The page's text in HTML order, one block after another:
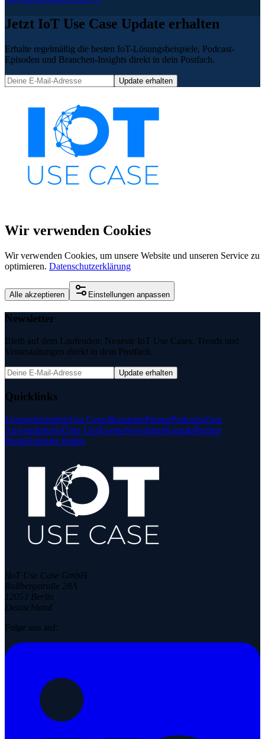
Jetzt IoT Use Case Update erhalten
Erhalte regelmäßig die besten IoT-Lösungsbeispiele, Podcast-
Episoden und Branchen-Insights direkt in dein Postfach.
Update erhalten
Wir verwenden Cookies
Wir verwenden Cookies, um unsere Website und unseren Service zu
optimieren. Datenschutzerklärung
Alle akzeptieren Einstellungen anpassen
Newsletter
Bleib auf dem Laufenden: Neueste IoT Use Cases, Trends und
Veranstaltungen direkt in dein Postfach.
Update erhalten
Quicklinks
LösungsbeispieleUse CasesBausteinePartnerPodcastsZum
AnwenderkreisÜber UnsEventsNewsletterKontaktPartner
PortalAnbieter finden
IIoT Use Case GmbH
Rollbergstraße 28A
12053 Berlin
Deutschland
Folge uns auf: